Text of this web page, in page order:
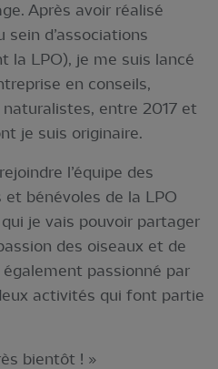
Après avoir réalisé
sein d’associations
la LPO), je me suis lancé
en conseils,
entre 2017 et
je suis originaire.
l’équipe des
bénévoles de la LPO
je vais pouvoir partager
des oiseaux et de
également passionné par
activités qui font partie
bientôt ! »